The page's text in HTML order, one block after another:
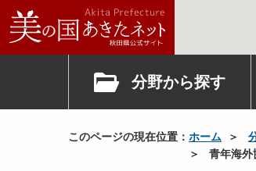
分野から探す
このページの現在位置： ホーム
青年海